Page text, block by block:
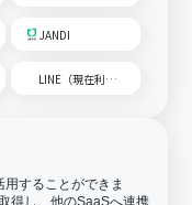
JANDI
LINE（現在利用不可）
することができま
得し、他のSaaSへ連携